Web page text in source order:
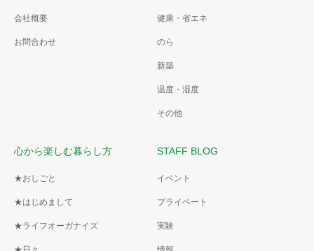
会社概要
お問合わせ
健康・省エネ
のら
新築
温度・湿度
その他
心から楽しむ暮らし方
★おしごと
★はじめまして
★ライフオーガナイズ
STAFF BLOG
イベント
プライベート
実験